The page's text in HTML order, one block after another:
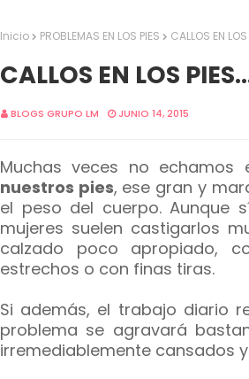
Inicio PROBLEMAS EN LOS PIES CALLOS EN
CALLOS EN LOS
BLOGS GRUPO LM JUNIO 14, 2015
Muchas veces no
nuestros pies, ese gran y
el peso del cuerpo. Aunque
mujeres suelen castigarlos
calzado poco apropiado,
estrechos o con finas tiras.
Si además, el trabajo diario
problema se agravará
irremediablemente cansados